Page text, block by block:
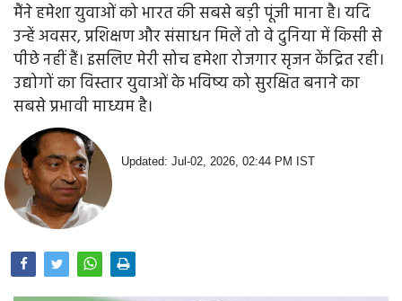
मैंने हमेशा युवाओं को भारत की सबसे बड़ी पूंजी माना है। यदि
उन्हें अवसर, प्रशिक्षण और संसाधन मिलें तो वे दुनिया में किसी से
पीछे नहीं हैं। इसलिए मेरी सोच हमेशा रोजगार सृजन केंद्रित रही।
उद्योगों का विस्तार युवाओं के भविष्य को सुरक्षित बनाने का
सबसे प्रभावी माध्यम है।
Updated: Jul-02, 2026, 02:44 PM IST